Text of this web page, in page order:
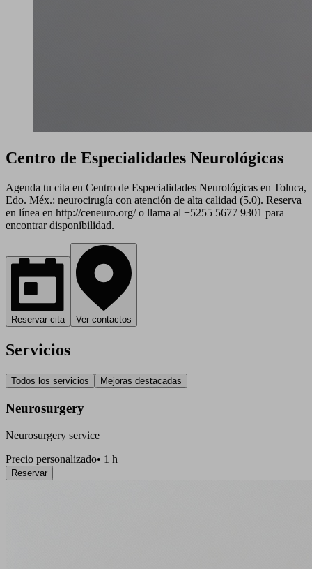
Centro de Especialidades Neurológicas
Agenda tu cita en Centro de Especialidades Neurológicas en Toluca,
Edo. Méx.: neurocirugía con atención de alta calidad (5.0). Reserva
en línea en http://ceneuro.org/ o llama al +5255 5677 9301 para
encontrar disponibilidad.
Reservar cita Ver contactos
Servicios
Todos los servicios Mejoras destacadas
Neurosurgery
Neurosurgery service
Precio personalizado• 1 h
Reservar